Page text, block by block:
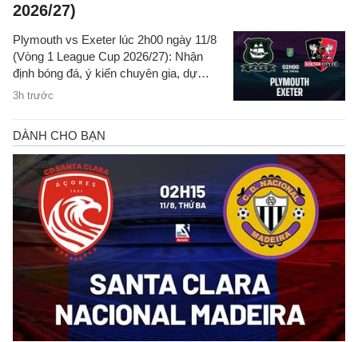
2026/27)
3h trước
Plymouth vs Exeter lúc 2h00 ngày 11/8
(Vòng 1 League Cup 2026/27): Nhận
định bóng đá, ý kiến chuyên gia, dự
đoán kết quả, phân tích trận đấu, thống